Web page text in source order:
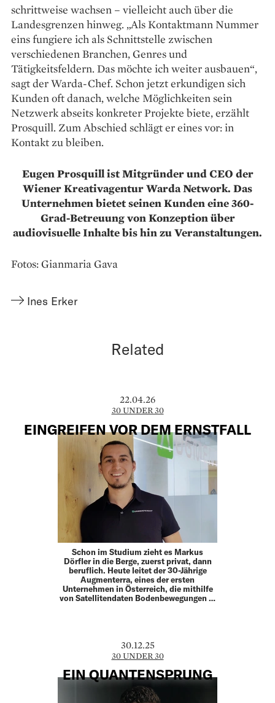
schrittweise wachsen – vielleicht auch über die
Landesgrenzen hinweg. „Als Kontaktmann Nummer
eins fungiere ich als Schnittstelle zwischen
verschiedenen Branchen, Genres und
Tätigkeitsfeldern. Das möchte ich weiter ausbauen“,
sagt der Warda-Chef. Schon jetzt erkundigen sich
Kunden oft danach, welche Möglichkeiten sein
Netzwerk abseits konkreter Projekte biete, erzählt
Prosquill. Zum Abschied schlägt er eines vor: in
Kontakt zu bleiben.
Eugen Prosquill ist Mitgründer und CEO der
Wiener Kreativagentur Warda Network. Das
Unternehmen bietet seinen Kunden eine 360-
Grad-Betreuung von Konzeption über
audiovisuelle Inhalte bis hin zu Veranstaltungen.
Fotos: Gianmaria Gava
Ines Erker
Related
22.04.26
30 UNDER 30
EINGREIFEN VOR DEM ERNSTFALL
Schon im Studium zieht es Markus
Dörfler in die Berge, zuerst privat, dann
beruflich. Heute leitet der 30-Jährige
Augmenterra, eines der ersten
Unternehmen in Österreich, die mithilfe
von Satellitendaten Bodenbewegungen …
30.12.25
30 UNDER 30
EIN QUANTENSPRUNG